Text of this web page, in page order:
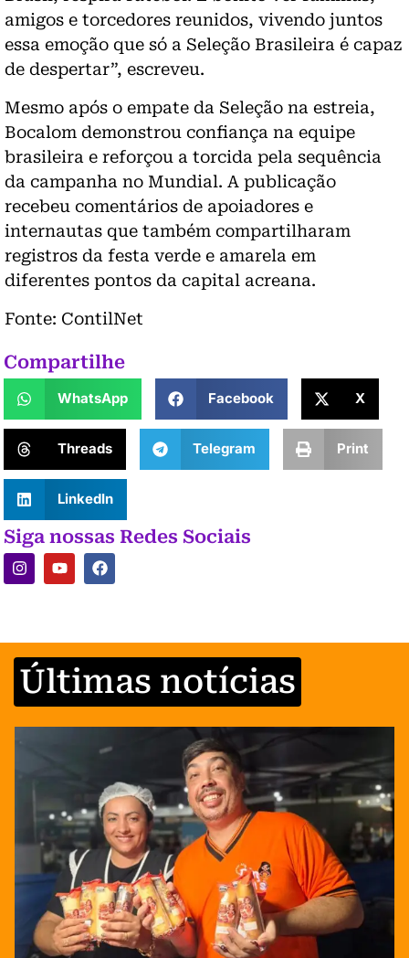
amigos e torcedores reunidos, vivendo juntos
essa emoção que só a Seleção Brasileira é capaz
de despertar”, escreveu.
Mesmo após o empate da Seleção na estreia,
Bocalom demonstrou confiança na equipe
brasileira e reforçou a torcida pela sequência
da campanha no Mundial. A publicação
recebeu comentários de apoiadores e
internautas que também compartilharam
registros da festa verde e amarela em
diferentes pontos da capital acreana.
Fonte: ContilNet
Compartilhe
WhatsApp Facebook X
Threads Telegram Print
LinkedIn
Siga nossas Redes Sociais
Últimas notícias